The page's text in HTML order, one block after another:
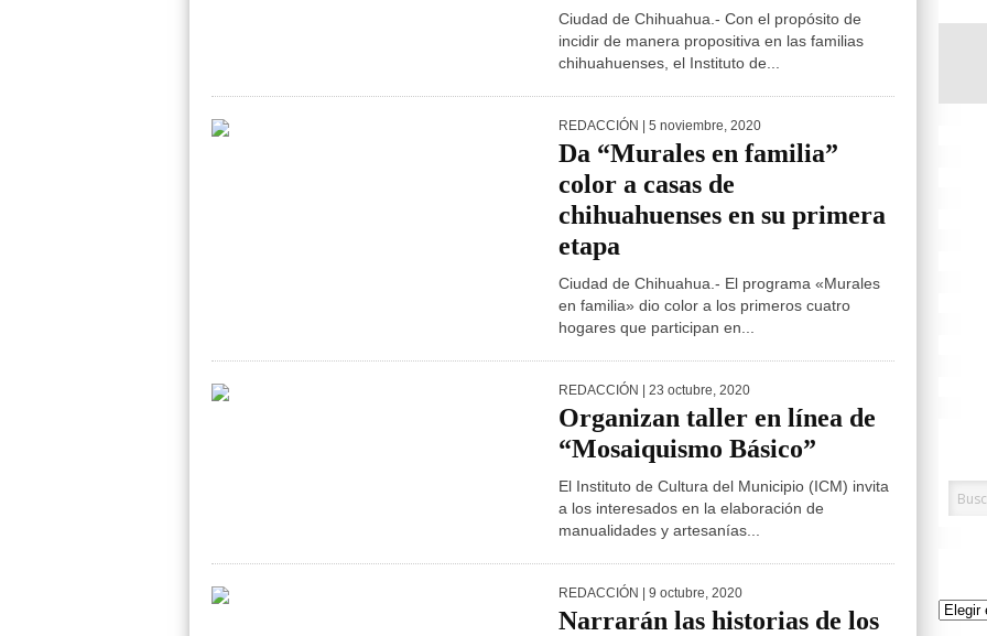
Ciudad de Chihuahua.- Con el propósito de
incidir de manera propositiva en las familias
chihuahuenses, el Instituto de...
REDACCIÓN | 5 noviembre, 2020
Da “Murales en familia”
color a casas de
chihuahuenses en su primera
etapa
Ciudad de Chihuahua.- El programa «Murales
en familia» dio color a los primeros cuatro
hogares que participan en...
REDACCIÓN | 23 octubre, 2020
Organizan taller en línea de
“Mosaiquismo Básico”
El Instituto de Cultura del Municipio (ICM) invita
a los interesados en la elaboración de
manualidades y artesanías...
REDACCIÓN | 9 octubre, 2020
Narrarán las historias de los
Archivo